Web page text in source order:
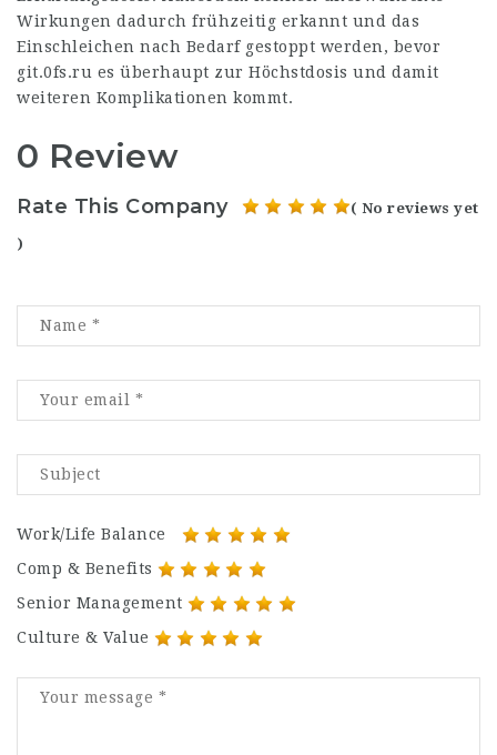
Wirkungen dadurch frühzeitig erkannt und das
Einschleichen nach Bedarf gestoppt werden, bevor
git.0fs.ru es überhaupt zur Höchstdosis und damit
weiteren Komplikationen kommt.
0 Review
Rate This Company ( No reviews yet
)
Work/Life Balance
Comp & Benefits
Senior Management
Culture & Value